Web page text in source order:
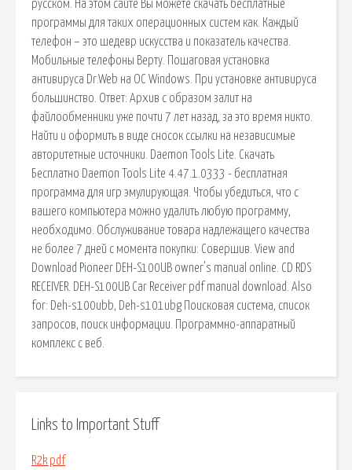
русском. На этом сайте Вы можете скачать бесплатные
программы для таких операционных систем как. Каждый
телефон – это шедевр искусства и показатель качества.
Мобильные телефоны Верту. Пошаговая установка
антивируса Dr.Web на ОС Windows. При установке антивируса
большинство. Ответ: Архив с образом залит на
файлообменники уже почти 7 лет назад, за это время никто.
Найти и оформить в виде сносок ссылки на независимые
авторитетные источники. Daemon Tools Lite. Скачать
Бесплатно Daemon Tools Lite 4.47.1.0333 - бесплатная
программа для игр эмулирующая. Чтобы убедиться, что с
вашего компьютера можно удалить любую программу,
необходимо. Обслуживание товара надлежащего качества
не более 7 дней с момента покупки: Совершив. View and
Download Pioneer DEH-S100UB owner's manual online. CD RDS
RECEIVER. DEH-S100UB Car Receiver pdf manual download. Also
for: Deh-s100ubb, Deh-s101ubg Поисковая сиcтема, список
запросов, поиск информации. Программно-аппаратный
комплекс с веб.
Links to Important Stuff
R2k pdf